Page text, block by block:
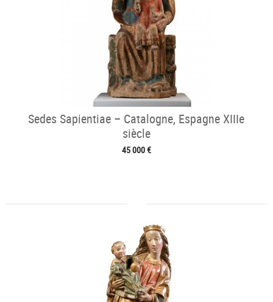
Sedes Sapientiae – Catalogne, Espagne XIIIe
siècle
45 000 €